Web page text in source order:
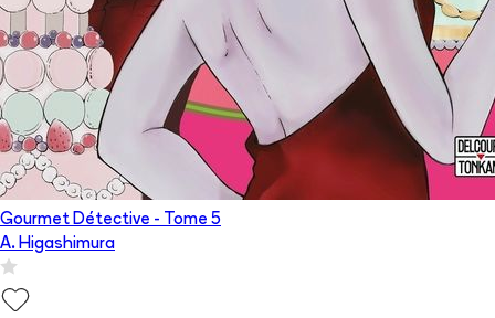
Gourmet Détective - Tome 5
A. Higashimura